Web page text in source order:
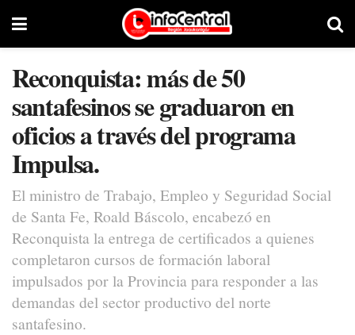
Reconquista: más de 50
santafesinos se graduaron en
oficios a través del programa
Impulsa.
El ministro de Trabajo, Empleo y Seguridad Social
de Santa Fe, Roald Báscolo, encabezó en
Reconquista la entrega de certificados a quienes
completaron cursos de formación laboral
impulsados por la Provincia para responder a las
demandas del sector productivo del norte
santafesino.